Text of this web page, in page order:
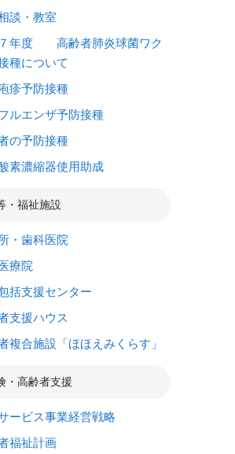
談・教室
年度 高齢者肺炎球菌ワク
種について
疹予防接種
ルエンザ予防接種
の予防接種
素濃縮器使用助成
・福祉施設
・歯科医院
療院
括支援センター
支援ハウス
複合施設「ほほえみくらす」
・高齢者支援
ービス事業経営戦略
福祉計画